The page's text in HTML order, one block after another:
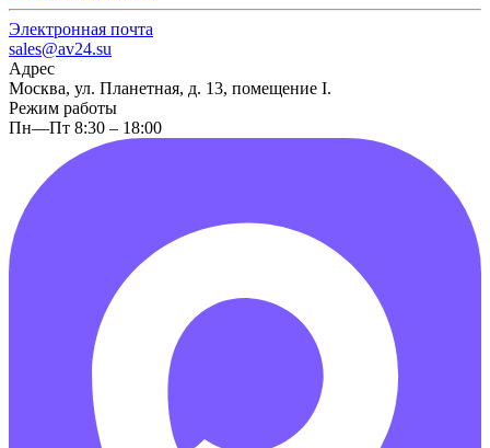
Электронная почта
sales@av24.su
Адрес
Москва, ул. Планетная, д. 13, помещение I.
Режим работы
Пн—Пт 8:30 – 18:00